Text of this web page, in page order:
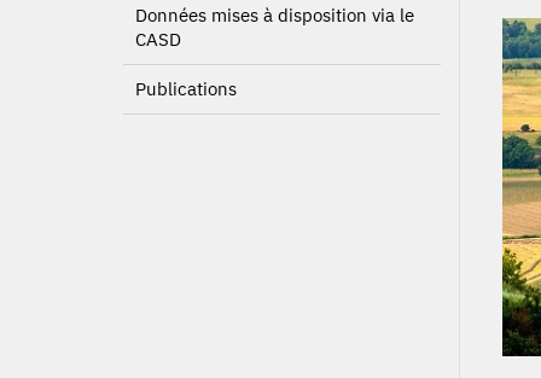
Données mises à disposition via le
CASD
Publications